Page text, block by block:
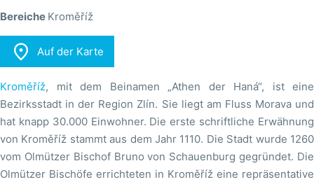
Bereiche Kroměříž
 Auf der Karte
Kroměříž, mit dem Beinamen „Athen der Haná“, ist eine
Bezirksstadt in der Region Zlín. Sie liegt am Fluss Morava und
hat knapp 30.000 Einwohner. Die erste schriftliche Erwähnung
von Kroměříž stammt aus dem Jahr 1110. Die Stadt wurde 1260
vom Olmützer Bischof Bruno von Schauenburg gegründet. Die
Olmützer Bischöfe errichteten in Kroměříž eine repräsentative